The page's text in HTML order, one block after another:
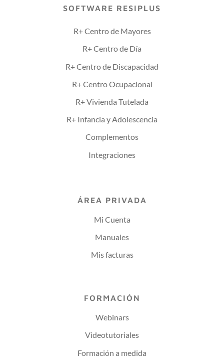
SOFTWARE RESIPLUS
R+ Centro de Mayores
R+ Centro de Día
R+ Centro de Discapacidad
R+ Centro Ocupacional
R+ Vivienda Tutelada
R+ Infancia y Adolescencia
Complementos
Integraciones
ÁREA PRIVADA
Mi Cuenta
Manuales
Mis facturas
FORMACIÓN
Webinars
Videotutoriales
Formación a medida